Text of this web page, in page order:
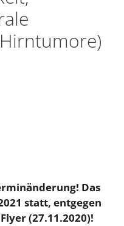
Das
statt, entgegen
(27.11.2020)!